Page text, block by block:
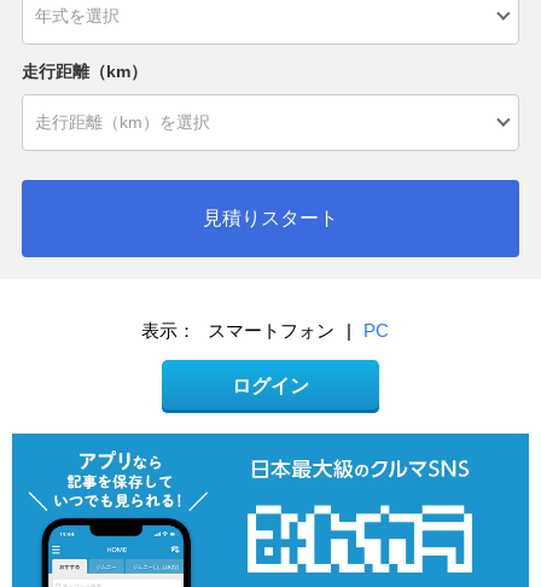
走行距離（km）
見積りスタート
表示： スマートフォン | PC
ログイン